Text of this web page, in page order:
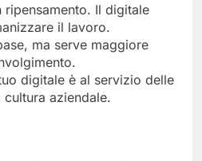
ripensamento. Il digitale
il lavoro.
ma serve maggiore
digitale è al servizio delle
aziendale.